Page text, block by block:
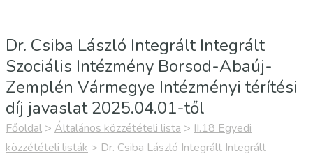
Dr. Csiba László Integrált Integrált
Szociális Intézmény Borsod-Abaúj-
Zemplén Vármegye Intézményi térítési
díj javaslat 2025.04.01-től
Főoldal > Általános közzétételi lista > II.18 Egyedi
közzétételi listák > Dr. Csiba László Integrált Integrált